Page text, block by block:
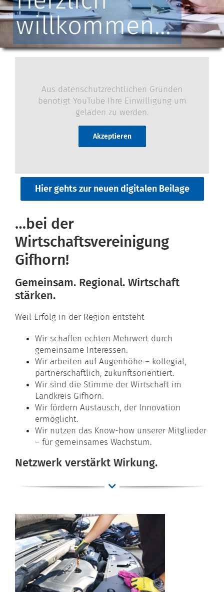
willkommen...
Aus datenschutzrechtlichen Gründen
benötigt YouTube Ihre Einwilligung um
geladen zu werden.
Akzeptieren
Hier gehts zur neuen digitalen Beilage
…bei der
Wirtschaftsvereinigung
Gifhorn!
Gemeinsam. Regional. Wirtschaft
stärken.
Weil Erfolg in der Region entsteht
Wir schaffen echten Mehrwert durch
gemeinsame Interessen.
Wir arbeiten auf Augenhöhe – kollegial,
partnerschaftlich, zukunftsorientiert.
Wir sind die Stimme der Wirtschaft im
Landkreis Gifhorn.
Wir fördern Austausch, der Innovation
ermöglicht.
Wir nutzen das Know-how unserer Mitglieder
– für gemeinsames Wachstum.
Netzwerk verstärkt Wirkung.